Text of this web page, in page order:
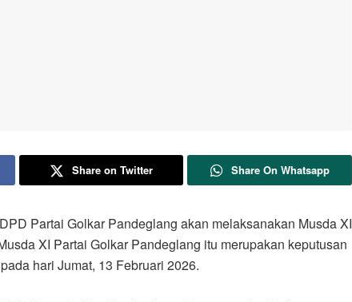
Share on Twitter Share On Whatsapp
Partai Golkar Pandeglang akan melaksanakan Musda XI
XI Partai Golkar Pandeglang itu merupakan keputusan
hari Jumat, 13 Februari 2026.